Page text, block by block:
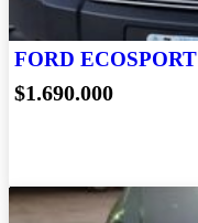
FORD ECOSPORT
$1.690.000